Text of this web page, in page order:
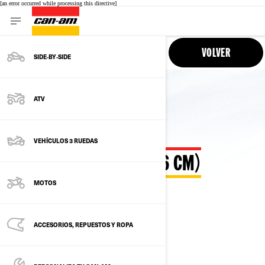
[an error occurred while processing this directive]
SIDE‑BY‑SIDE
ATV
VEHÍCULOS 3 RUEDAS
MOTOS
ACCESORIOS, REPUESTOS Y ROPA
INTERFACE NAVIGATION VOLVER
PANTALLA DE 10,25” (26 CM)